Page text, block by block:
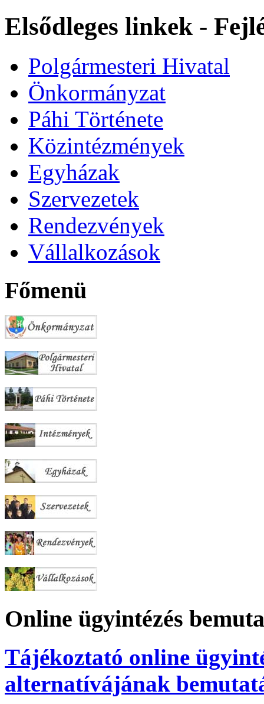
Elsődleges linkek -
Polgármesteri Hivatal
Önkormányzat
Páhi Története
Közintézmények
Egyházak
Szervezetek
Rendezvények
Vállalkozások
Főmenü
Online ügyintézés
Tájékoztató online
alternatívájának